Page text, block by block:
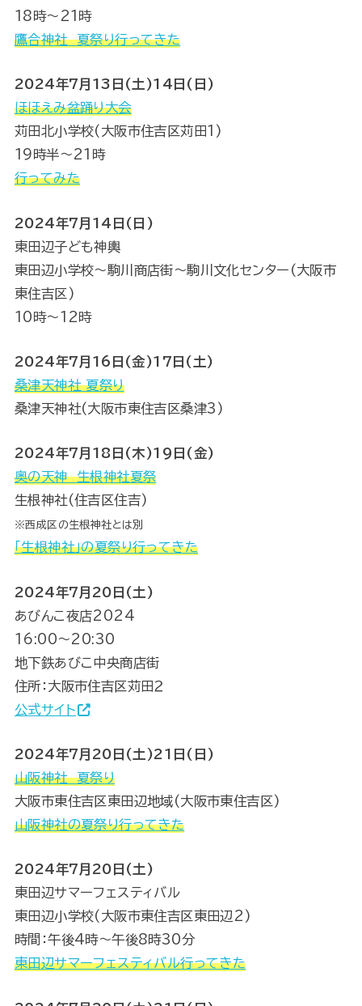
18時～21時
鷹合神社 夏祭り行ってきた
2024年7月13日(土)14日(日)
ほほえみ盆踊り大会
苅田北小学校(大阪市住吉区苅田1)
19時半～21時
行ってみた
2024年7月14日(日)
東田辺子ども神輿
東田辺小学校～駒川商店街～駒川文化センター(大阪市
東住吉区)
10時〜12時
2024年7月16日(金)17日(土)
桑津天神社 夏祭り
桑津天神社(大阪市東住吉区桑津3)
2024年7月18日(木)19日(金)
奥の天神 生根神社夏祭
生根神社(住吉区住吉)
※西成区の生根神社とは別
「生根神社」の夏祭り行ってきた
2024年7月20日(土)
あびんこ夜店2024
16:00～20:30
地下鉄あびこ中央商店街
住所：大阪市住吉区苅田２
公式サイト
2024年7月20日(土)21日(日)
山阪神社 夏祭り
大阪市東住吉区東田辺地域(大阪市東住吉区)
山阪神社の夏祭り行ってきた
2024年7月20日(土)
東田辺サマーフェスティバル
東田辺小学校(大阪市東住吉区東田辺2)
時間：午後4時～午後8時30分
東田辺サマーフェスティバル行ってきた